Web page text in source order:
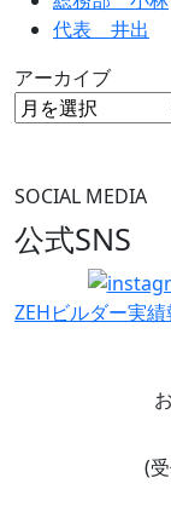
代表 井出
アーカイブ
SOCIAL MEDIA
公式SNS
ZEHビルダー実績
(